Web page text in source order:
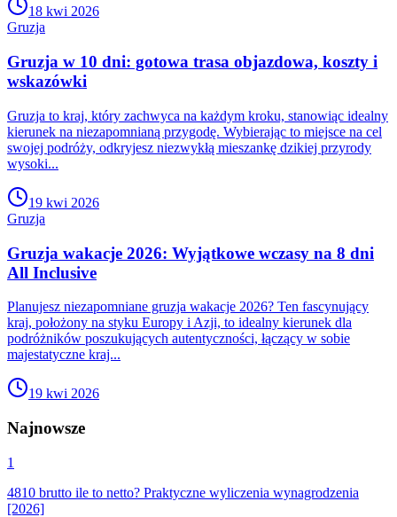
18 kwi 2026
Gruzja
Gruzja w 10 dni: gotowa trasa objazdowa, koszty i
wskazówki
Gruzja to kraj, który zachwyca na każdym kroku, stanowiąc idealny
kierunek na niezapomnianą przygodę. Wybierając to miejsce na cel
swojej podróży, odkryjesz niezwykłą mieszankę dzikiej przyrody
wysoki...
19 kwi 2026
Gruzja
Gruzja wakacje 2026: Wyjątkowe wczasy na 8 dni
All Inclusive
Planujesz niezapomniane gruzja wakacje 2026? Ten fascynujący
kraj, położony na styku Europy i Azji, to idealny kierunek dla
podróżników poszukujących autentyczności, łączący w sobie
majestatyczne kraj...
19 kwi 2026
Najnowsze
1
4810 brutto ile to netto? Praktyczne wyliczenia wynagrodzenia
[2026]